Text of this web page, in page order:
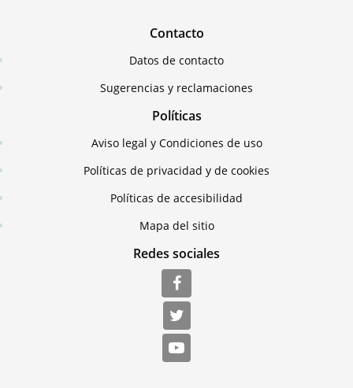
Contacto
Datos de contacto
Sugerencias y reclamaciones
Políticas
Aviso legal y Condiciones de uso
Políticas de privacidad y de cookies
Políticas de accesibilidad
Mapa del sitio
Redes sociales